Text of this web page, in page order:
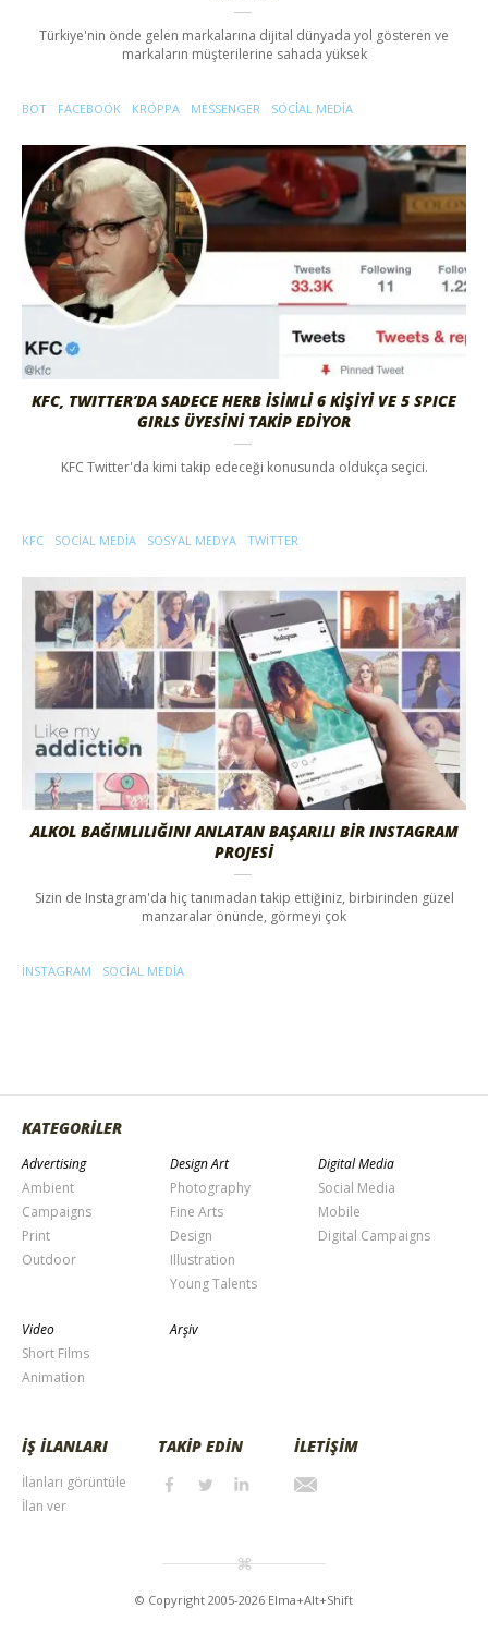
Türkiye'nin önde gelen markalarına dijital dünyada yol gösteren ve
markaların müşterilerine sahada yüksek
BOT FACEBOOK KROPPA MESSENGER SOCIAL MEDIA
KFC, TWITTER’DA SADECE HERB İSİMLİ 6 KİŞİYİ VE 5 SPICE
GIRLS ÜYESİNİ TAKİP EDİYOR
KFC Twitter'da kimi takip edeceği konusunda oldukça seçici.
KFC SOCIAL MEDIA SOSYAL MEDYA TWITTER
ALKOL BAĞIMLILIĞINI ANLATAN BAŞARILI BİR INSTAGRAM
PROJESİ
Sizin de Instagram'da hiç tanımadan takip ettiğiniz, birbirinden güzel
manzaralar önünde, görmeyi çok
INSTAGRAM SOCIAL MEDIA
KATEGORİLER
Advertising
Ambient
Campaigns
Print
Outdoor
Design Art
Photography
Fine Arts
Design
Illustration
Young Talents
Digital Media
Social Media
Mobile
Digital Campaigns
Video
Short Films
Animation
Arşiv
İŞ İLANLARI
İlanları görüntüle
İlan ver
TAKİP EDİN İLETİŞİM
© Copyright 2005-2026 Elma+Alt+Shift